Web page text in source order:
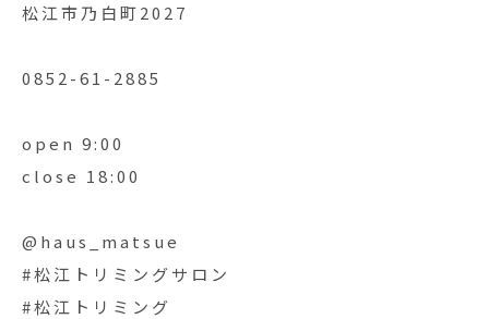
松江市乃白町2027
0852-61-2885
open 9:00
close 18:00
@haus_matsue
#松江トリミングサロン
#松江トリミング